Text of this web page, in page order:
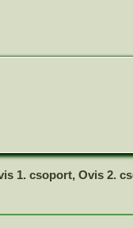
1. csoport, Ovis 2.